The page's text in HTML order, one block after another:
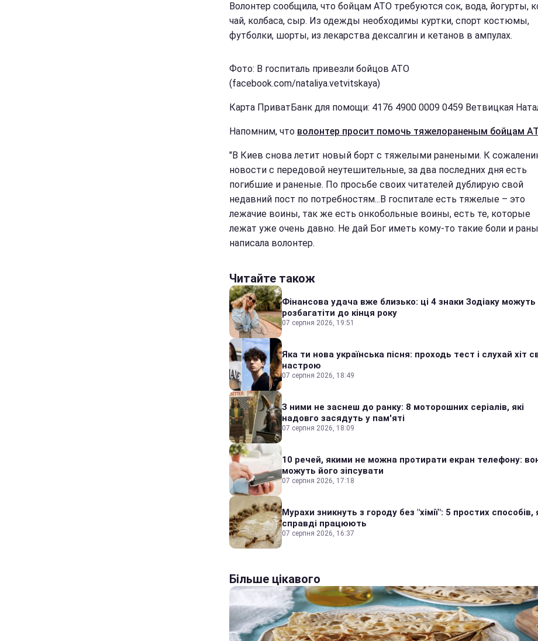
Волонтер сообщила, что бойцам АТО требуются сок, вода, йогурты,
чай, колбаса, сыр. Из одежды необходимы куртки, спорт костюмы,
футболки, шорты, из лекарства дексалгин и кетанов в ампулах.
Фото: В госпиталь привезли бойцов АТО
(facebook.com/nataliya.vetvitskaya)
Карта ПриватБанк для помощи: 4176 4900 0009 0459 Ветвицкая
Напомним, что волонтер просит помочь тяжелораненым бойцам
"В Киев снова летит новый борт с тяжелыми ранеными. К
новости с передовой неутешительные, за два последних дня есть
погибшие и раненые. По просьбе своих читателей дублирую свой
недавний пост по потребностям...В госпитале есть тяжелые – это
лежачие воины, так же есть онкобольные воины, есть те, которые
лежат уже очень давно. Не дай Бог иметь кому-то такие боли и
написала волонтер.
Читайте також
Фінансова удача вже близько: ці 4 знаки Зодіаку можуть
розбагатіти до кінця року
07 серпня 2026, 19:51
Яка ти нова українська пісня: проходь тест і слухай хіт
настрою
07 серпня 2026, 18:49
З ними не заснеш до ранку: 8 моторошних серіалів, які
надовго засядуть у пам'яті
07 серпня 2026, 18:09
10 речей, якими не можна протирати екран телефону:
можуть його зіпсувати
07 серпня 2026, 17:18
Мурахи зникнуть з городу без "хімії": 5 простих способів,
справді працюють
07 серпня 2026, 16:37
Більше цікавого